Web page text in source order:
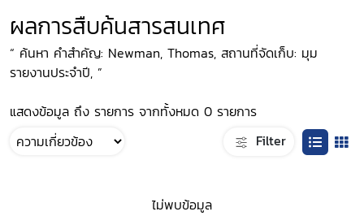
ผลการสืบค้นสารสนเทศ
“ ค้นหา คำสำคัญ: Newman, Thomas, สถานที่จัดเก็บ: มุม
รายงานประจำปี, ”
แสดงข้อมูล ถึง รายการ จากทั้งหมด 0 รายการ
Filter
ไม่พบข้อมูล